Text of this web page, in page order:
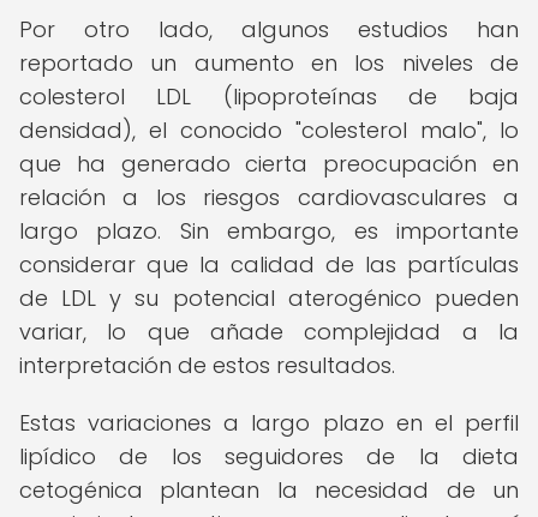
Por otro lado, algunos estudios han
reportado un aumento en los niveles de
colesterol LDL (lipoproteínas de baja
densidad), el conocido "colesterol malo", lo
que ha generado cierta preocupación en
relación a los riesgos cardiovasculares a
largo plazo. Sin embargo, es importante
considerar que la calidad de las partículas
de LDL y su potencial aterogénico pueden
variar, lo que añade complejidad a la
interpretación de estos resultados.
Estas variaciones a largo plazo en el perfil
lipídico de los seguidores de la dieta
cetogénica plantean la necesidad de un